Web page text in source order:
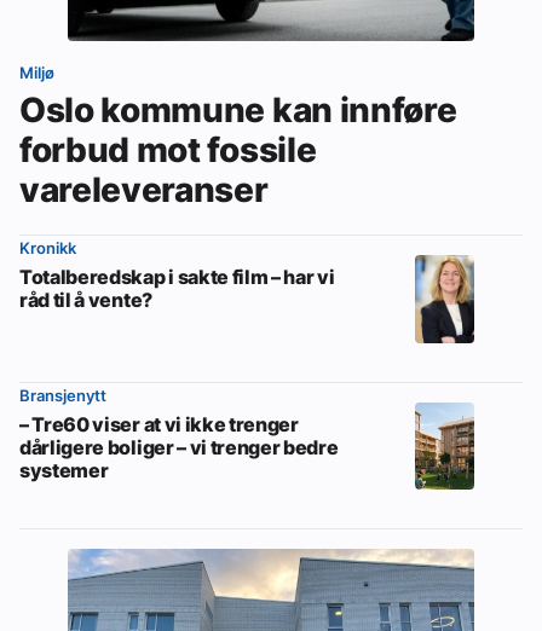
Miljø
Oslo kommune kan innføre
forbud mot fossile
vareleveranser
Kronikk
Totalberedskap i sakte film – har vi
råd til å vente?
Bransjenytt
– Tre60 viser at vi ikke trenger
dårligere boliger – vi trenger bedre
systemer